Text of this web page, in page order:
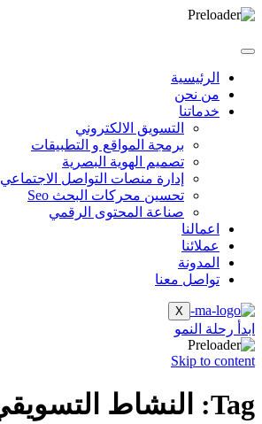
الرئيسية
من نحن
خدماتنا
التسويق الالكتروني
برمجة المواقع و التطبيقات
تصميم الهوية البصرية
إدارة منصات التواصل الاجتماعي
تحسين محركات البحث Seo
صناعة المحتوى الرقمي
اعمالنا
عملائنا
المدونة
تواصل معنا
X
ابدأ رحلة النمو
Skip to content
Tag: النشاط التسويقي